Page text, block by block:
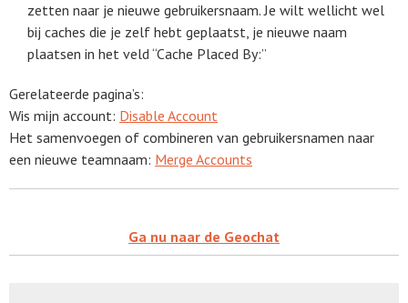
zetten naar je nieuwe gebruikersnaam. Je wilt wellicht wel
bij caches die je zelf hebt geplaatst, je nieuwe naam
plaatsen in het veld “Cache Placed By:”
Gerelateerde pagina’s:
Wis mijn account: Disable Account
Het samenvoegen of combineren van gebruikersnamen naar
een nieuwe teamnaam: Merge Accounts
Ga nu naar de Geochat